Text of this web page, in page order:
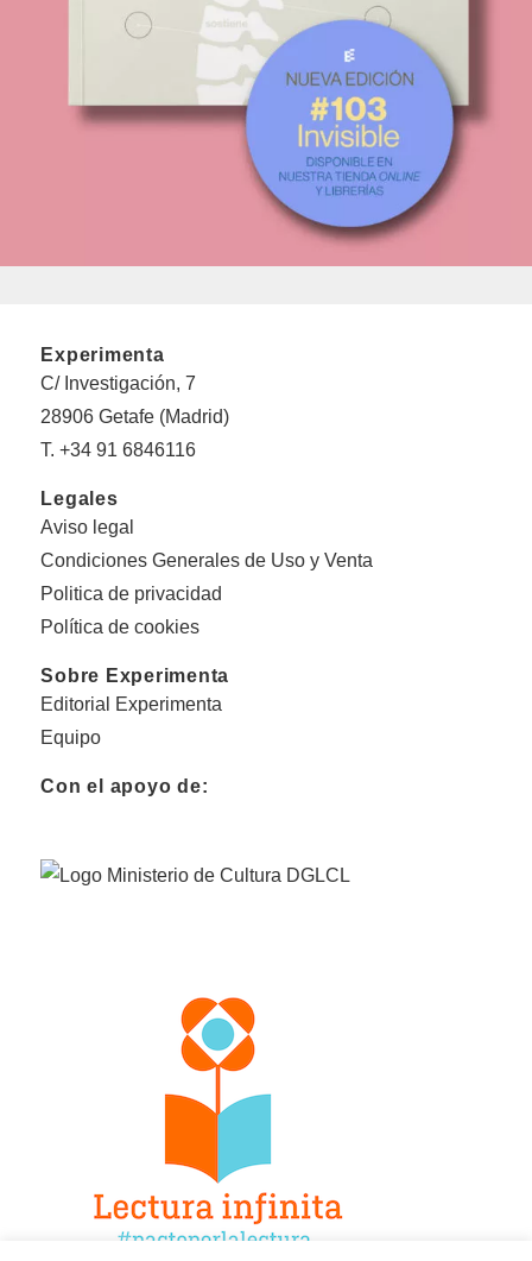
Experimenta
C/ Investigación, 7
28906 Getafe (Madrid)
T. +34 91 6846116
Legales
Aviso legal
Condiciones Generales de Uso y Venta
Politica de privacidad
Política de cookies
Sobre Experimenta
Editorial Experimenta
Equipo
Con el apoyo de: